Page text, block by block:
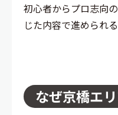
初心者からプロ志向
じた内容で進められ
なぜ京橋エ